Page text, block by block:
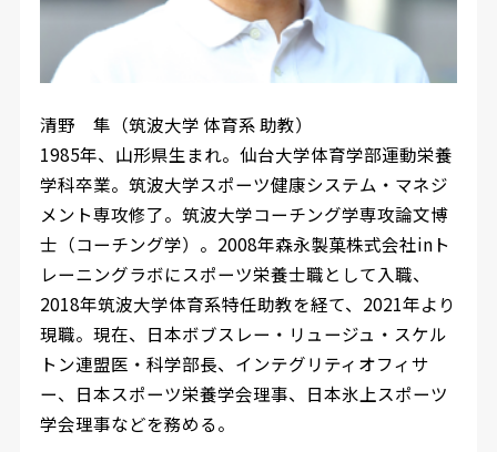
清野 隼（筑波大学 体育系 助教）
1985年、山形県生まれ。仙台大学体育学部運動栄養
学科卒業。筑波大学スポーツ健康システム・マネジ
メント専攻修了。筑波大学コーチング学専攻論文博
士（コーチング学）。2008年森永製菓株式会社inト
レーニングラボにスポーツ栄養士職として入職、
2018年筑波大学体育系特任助教を経て、2021年より
現職。現在、日本ボブスレー・リュージュ・スケル
トン連盟医・科学部長、インテグリティオフィサ
ー、日本スポーツ栄養学会理事、日本氷上スポーツ
学会理事などを務める。